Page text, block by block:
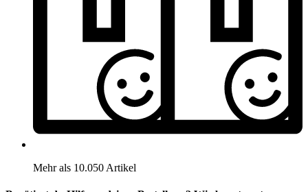
Mehr als 10.050 Artikel